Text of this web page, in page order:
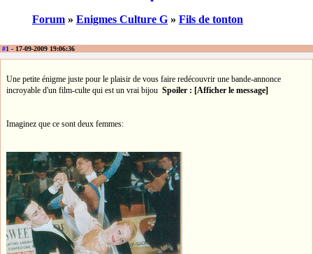
Forum » Enigmes Culture G » Fils de tonton
#1 - 17-09-2009 19:06:36
Une petite énigme juste pour le plaisir de vous faire redécouvrir une bande-annonce
incroyable d'un film-culte qui est un vrai bijou Spoiler : [Afficher le message]
Imaginez que ce sont deux femmes: